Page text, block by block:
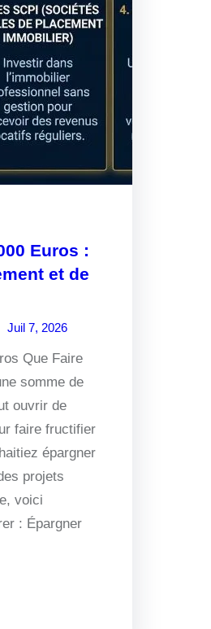
Euros :
et de
Juil 7, 2026
Que Faire
somme de
ouvrir de
faire fructifier
épargner
projets
voici
: Épargner